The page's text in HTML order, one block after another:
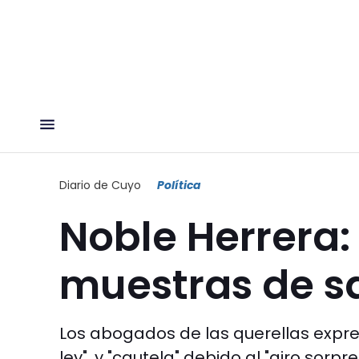
Diario de Cuyo Política
Noble
muestras de
Los abogados de las querellas